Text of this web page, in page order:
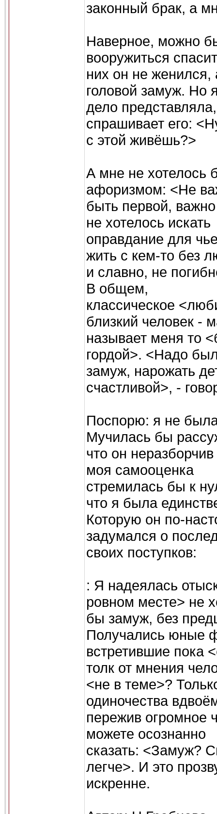
законный брак, а
Наверное, можно
вооружиться
них он не женился,
головой замуж. Но
дело
спрашивает его:
с этой живёшь?>
А мне не хотелось
афоризмом: <Не
быть первой,
не хотелось искать
оправдание для
жить с кем-то без
и славно, не
В общем,
классическое
близкий человек -
называет меня то
гордой>. <Надо
замуж, нарожать
счастливой>, -
Поспорю: я не
Мучилась бы
что он
моя самооценка
стремилась бы к
что я была
Которую он по-
задумался о
своих поступков:
: Я надеялась
ровном месте> не
бы замуж, без
Получались юные
встретившие пока
толк от мнения
<не в теме>?
одиночества
пережив огромное
можете осознанно
сказать: <Замуж?
легче>. И это
искренне.